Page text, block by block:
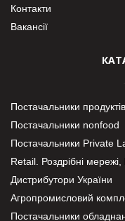
Контакти
Вакансії
Постачальники
Постачальники nonfood
Постачальники Private
Retail. Роздрібні
Дистрибутори України
Агропромисловий
Постачальники